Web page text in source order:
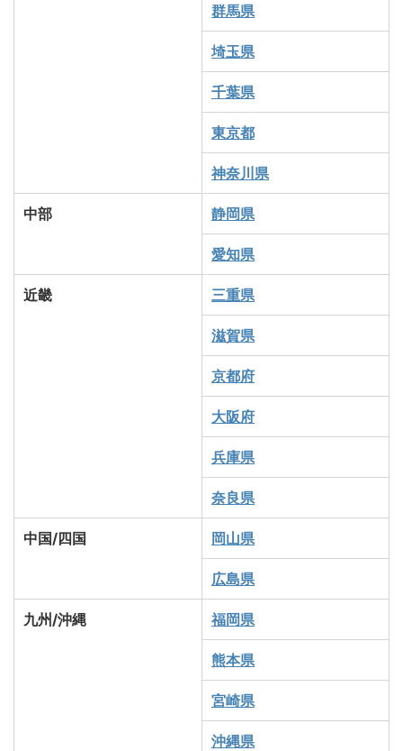
群馬県
埼玉県
千葉県
東京都
神奈川県
中部 静岡県
愛知県
近畿 三重県
滋賀県
京都府
大阪府
兵庫県
奈良県
中国/四国 岡山県
広島県
九州/沖縄 福岡県
熊本県
宮崎県
沖縄県